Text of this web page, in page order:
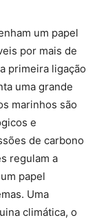
um papel
por mais de
primeira ligação
uma grande
marinhos são
e
de carbono
regulam a
papel
Uma
climática, o